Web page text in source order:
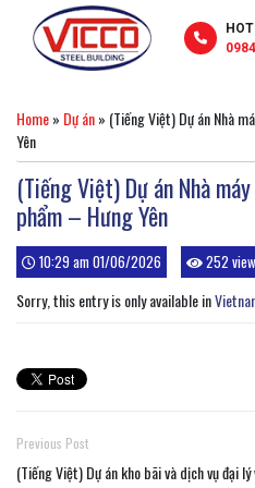
Home» Dự án» (Tiếng Việt) Dự án Nhà
Yên
(Tiếng Việt) Dự án Nhà
phẩm – Hưng Yên
10:29 am 01/06/2026 252
Sorry, this entry is only available in
Previous Post
(Tiếng Việt) Dự án kho bãi và dịch vụ đại